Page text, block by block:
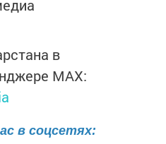
в
MАХ:
в соцсетях: